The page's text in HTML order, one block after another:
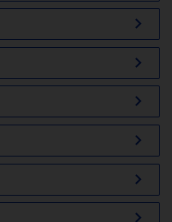
chevron_right
chevron_right
chevron_right
chevron_right
chevron_right
chevron_right